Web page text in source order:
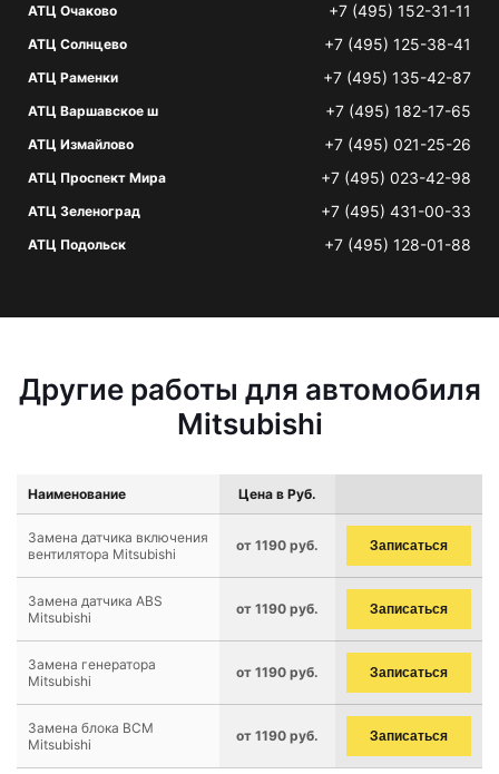
АТЦ Очаково +7 (495) 152-31-11
АТЦ Солнцево +7 (495) 125-38-41
АТЦ Раменки +7 (495) 135-42-87
АТЦ Варшавское ш +7 (495) 182-17-65
АТЦ Измайлово +7 (495) 021-25-26
АТЦ Проспект Мира +7 (495) 023-42-98
АТЦ Зеленоград +7 (495) 431-00-33
АТЦ Подольск +7 (495) 128-01-88
Другие работы для автомобиля
Mitsubishi
Наименование Цена в Руб.
Замена датчика включения
вентилятора Mitsubishi
от 1190 руб. Записаться
Замена датчика ABS
Mitsubishi
от 1190 руб. Записаться
Замена генератора
Mitsubishi
от 1190 руб. Записаться
Замена блока BCM
Mitsubishi
от 1190 руб. Записаться